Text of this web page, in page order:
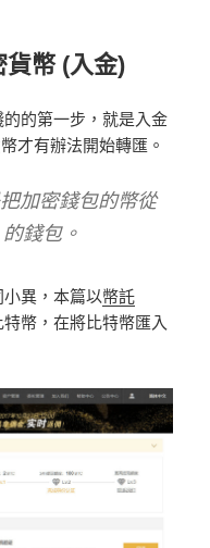
貨幣 (入金)
的第一步，就是入金
才有辦法開始轉匯。
加密錢包的幣從
錢包。
異，本篇以幣託
幣，在將比特幣匯入